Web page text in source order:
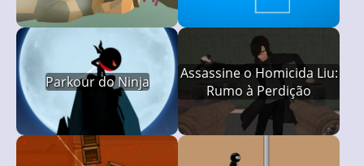
Parkour do Ninja
Assassine o Homicida Liu:
Rumo à Perdição